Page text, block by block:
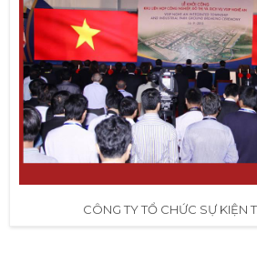
CÔNG TY TỔ CHỨC SỰ KIỆN